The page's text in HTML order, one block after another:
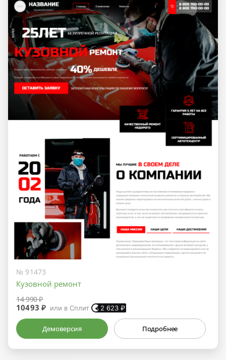
№ 91473
Кузовной ремонт
14 990 ₽
10493 ₽ или в Сплит 2 623 ₽
Демоверсия Подробнее